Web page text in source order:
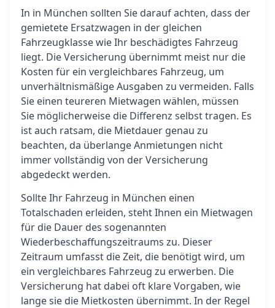
In in München sollten Sie darauf achten, dass der
gemietete Ersatzwagen in der gleichen
Fahrzeugklasse wie Ihr beschädigtes Fahrzeug
liegt. Die Versicherung übernimmt meist nur die
Kosten für ein vergleichbares Fahrzeug, um
unverhältnismäßige Ausgaben zu vermeiden. Falls
Sie einen teureren Mietwagen wählen, müssen
Sie möglicherweise die Differenz selbst tragen. Es
ist auch ratsam, die Mietdauer genau zu
beachten, da überlange Anmietungen nicht
immer vollständig von der Versicherung
abgedeckt werden.
Sollte Ihr Fahrzeug in München einen
Totalschaden erleiden, steht Ihnen ein Mietwagen
für die Dauer des sogenannten
Wiederbeschaffungszeitraums zu. Dieser
Zeitraum umfasst die Zeit, die benötigt wird, um
ein vergleichbares Fahrzeug zu erwerben. Die
Versicherung hat dabei oft klare Vorgaben, wie
lange sie die Mietkosten übernimmt. In der Regel